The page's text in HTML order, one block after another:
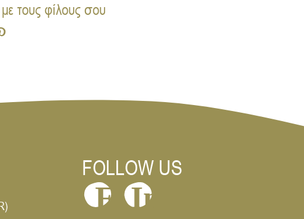
τους φίλους σου
FOLLOW US
F In